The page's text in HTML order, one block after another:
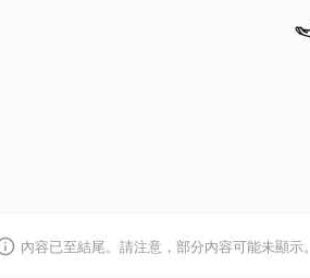
內容已至結尾。請注意，部分內容可能未顯示。